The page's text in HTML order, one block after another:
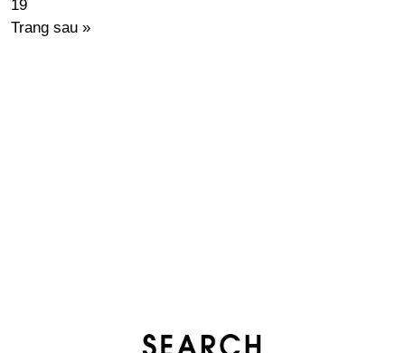
19
Trang sau »